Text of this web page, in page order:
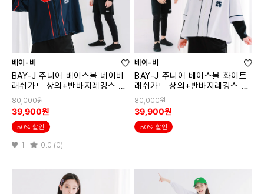
베이-비
BAY-J 주니어 베이스볼 네이비
래쉬가드 상의+반바지레깅스 세
트
80,000원
39,900원
50% 할인
1 0.0 (0)
베이-비
BAY-J 주니어 베이스볼 화이트
래쉬가드 상의+반바지레깅스 세
트
80,000원
39,900원
50% 할인